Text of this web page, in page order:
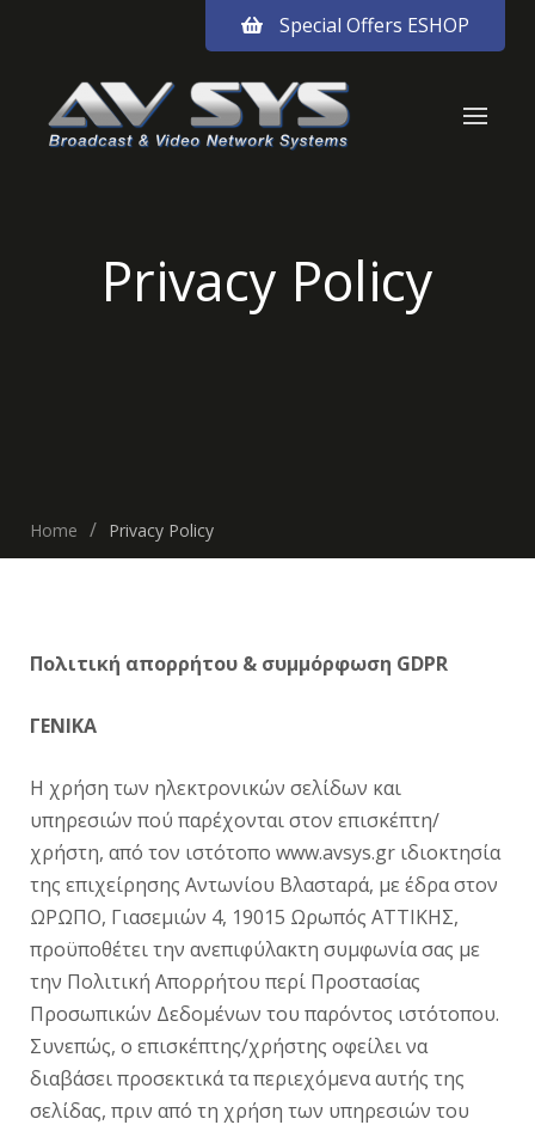
Special Offers ESHOP
Privacy Policy
Home Privacy Policy
Πολιτική απορρήτου & συμμόρφωση GDPR
ΓΕΝΙΚΑ
Η χρήση των ηλεκτρονικών σελίδων και
υπηρεσιών πού παρέχονται στον επισκέπτη/
χρήστη, από τον ιστότοπο www.avsys.gr ιδιοκτησία
της επιχείρησης Αντωνίου Βλασταρά, με έδρα στον
ΩΡΩΠΟ, Γιασεμιών 4, 19015 Ωρωπός ΑΤΤΙΚΗΣ,
προϋποθέτει την ανεπιφύλακτη συμφωνία σας με
την Πολιτική Απορρήτου περί Προστασίας
Προσωπικών Δεδομένων του παρόντος ιστότοπου.
Συνεπώς, ο επισκέπτης/χρήστης οφείλει να
διαβάσει προσεκτικά τα περιεχόμενα αυτής της
σελίδας, πριν από τη χρήση των υπηρεσιών του